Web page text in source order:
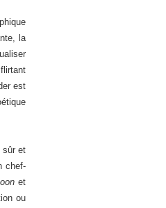
la
est
et
chef-
et
ou